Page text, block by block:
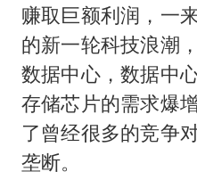
赚取巨额利润，一
的新一轮科技浪潮
数据中心，数据中
存储芯片的需求爆
了曾经很多的竞争
垄断。